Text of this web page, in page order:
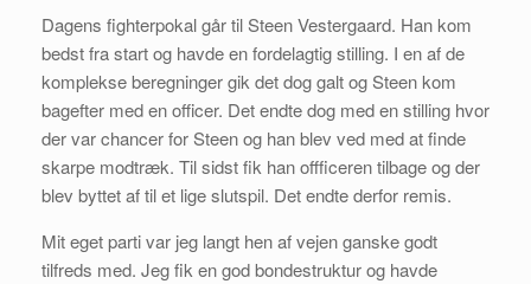
Dagens fighterpokal går til Steen Vestergaard. Han kom
bedst fra start og havde en fordelagtig stilling. I en af de
komplekse beregninger gik det dog galt og Steen kom
bagefter med en officer. Det endte dog med en stilling hvor
der var chancer for Steen og han blev ved med at finde
skarpe modtræk. Til sidst fik han offficeren tilbage og der
blev byttet af til et lige slutspil. Det endte derfor remis.
Mit eget parti var jeg langt hen af vejen ganske godt
tilfreds med. Jeg fik en god bondestruktur og havde